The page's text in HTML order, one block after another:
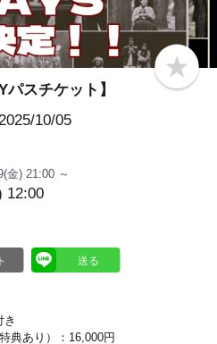
b
o
スチケット】
10/05
金) 21:00 ～
12:00
典あり）：16,000円